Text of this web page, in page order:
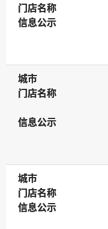
门店名称
门店名称
信息公示
信息公示
城市
城市
门店名称
门店名称
信息公示
信息公示
城市
城市
门店名称
门店名称
信息公示
信息公示